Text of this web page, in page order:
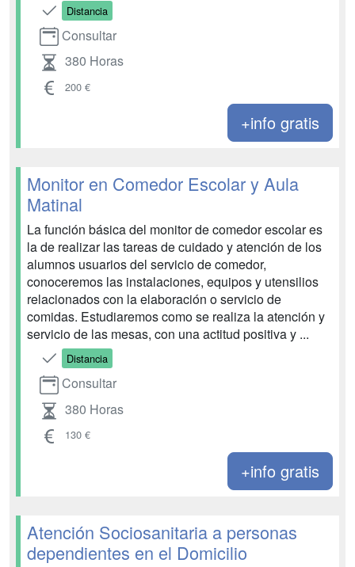
Distancia
Consultar
380 Horas
200 €
+info gratis
Monitor en Comedor Escolar y Aula
Matinal
La función básica del monitor de comedor escolar es
la de realizar las tareas de cuidado y atención de los
alumnos usuarios del servicio de comedor,
conoceremos las instalaciones, equipos y utensilios
relacionados con la elaboración o servicio de
comidas. Estudiaremos como se realiza la atención y
servicio de las mesas, con una actitud positiva y ...
Distancia
Consultar
380 Horas
130 €
+info gratis
Atención Sociosanitaria a personas
dependientes en el Domicilio